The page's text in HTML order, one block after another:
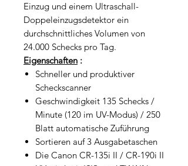
Einzug und einem Ultraschall-
Doppeleinzugsdetektor ein
durchschnittliches Volumen von
24.000 Schecks pro Tag.
Eigenschaften :
Schneller und produktiver
Scheckscanner
Geschwindigkeit 135 Schecks /
Minute (120 im UV-Modus) / 250
Blatt automatische Zuführung
Sortieren auf 3 Ausgabetaschen
Die Canon CR-135i II / CR-190i II